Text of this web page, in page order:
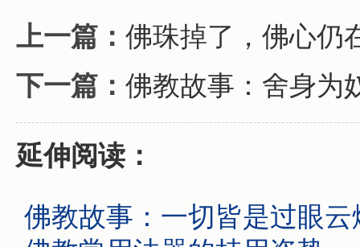
上一篇： 佛珠掉了，佛心仍
下一篇： 佛教故事：舍身为
延伸阅读：
佛教故事：一切皆是过眼云